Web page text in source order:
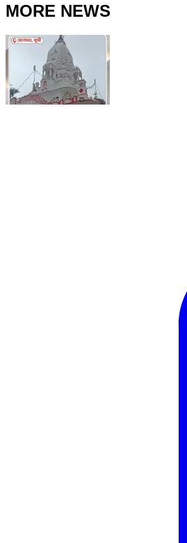
MORE NEWS